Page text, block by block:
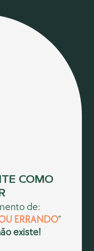
COMO
de:
ERRANDO”
existe!